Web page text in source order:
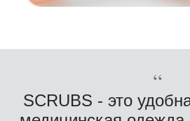
“
SCRUBS - это